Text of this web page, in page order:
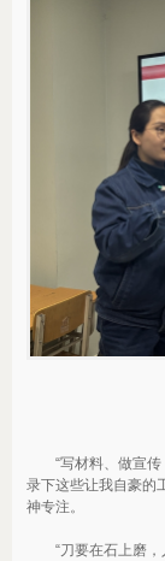
“写材料、做宣传
录下这些让我自豪的
神专注。
“刀要在石上磨，